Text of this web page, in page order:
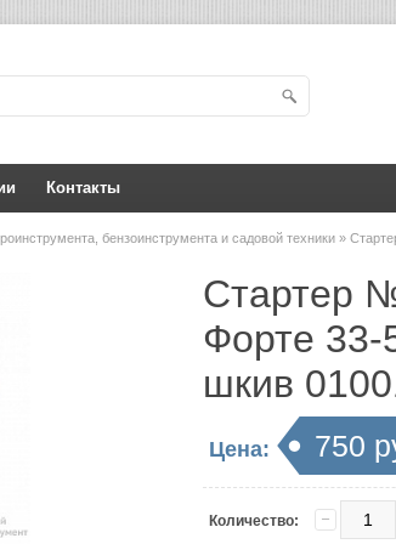
Контакты
бензоинструмента и садовой техники »
Стартер
Форте
шкив
Цена: 750
Количество: